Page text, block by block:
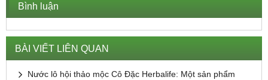
Bình luận
BÀI VIẾT LIÊN QUAN
Nước lô hội thảo mộc Cô Đặc Herbalife: Một sản phẩm